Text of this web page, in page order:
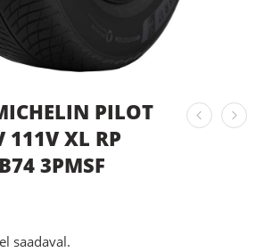
PILOT
111V XL RP
3PMSF
saadaval.